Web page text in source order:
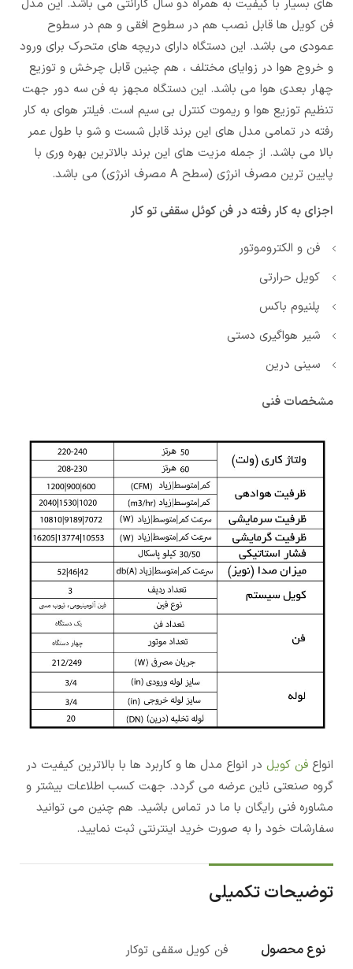
های بسیار با کیفیت به همراه دو سال گارانتی می باشد. این مدل
فن کویل ها قابل نصب هم در سطوح افقی و هم در سطوح
عمودی می باشد. این دستگاه دارای دریچه های متحرک برای ورود
و خروج هوا در زوایای مختلف ، هم چنین قابل چرخش و توزیع
چهار بعدی هوا می باشد. این دستگاه مجهز به فن سه دور جهت
تنظیم توزیع هوا و ریموت کنترل بی سیم است. فیلتر هوای به کار
رفته در تمامی مدل های این برند قابل شست و شو با طول عمر
بالا می باشد. از جمله مزیت های این برند بالاترین بهره وری با
پایین ترین مصرف انرژی (سطح A مصرف انرژی) می باشد.
اجزای به کار رفته در فن کوئل سقفی تو کار
فن و الکتروموتور
کویل حرارتی
پلنیوم باکس
شیر هواگیری دستی
سینی درین
مشخصات فنی
انواع فن کویل در انواع مدل ها و کاربرد ها با بالاترین کیفیت در
گروه صنعتی ناین عرضه می گردد. جهت کسب اطلاعات بیشتر و
مشاوره فنی رایگان با ما در تماس باشید. هم چنین می توانید
سفارشات خود را به صورت خرید اینترنتی ثبت نمایید.
توضیحات تکمیلی
نوع محصول فن کویل سقفی توکار